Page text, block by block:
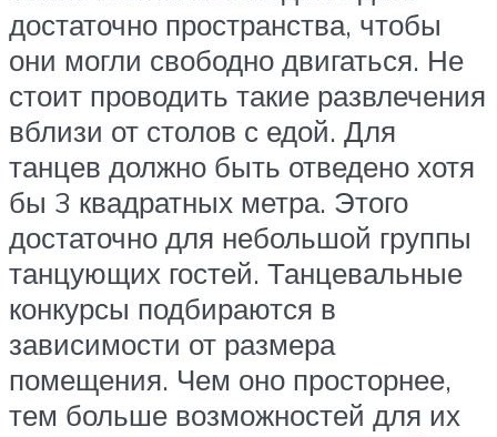
достаточно пространства, чтобы
они могли свободно двигаться. Не
стоит проводить такие развлечения
вблизи от столов с едой. Для
танцев должно быть отведено хотя
бы 3 квадратных метра. Этого
достаточно для небольшой группы
танцующих гостей. Танцевальные
конкурсы подбираются в
зависимости от размера
помещения. Чем оно просторнее,
тем больше возможностей для их